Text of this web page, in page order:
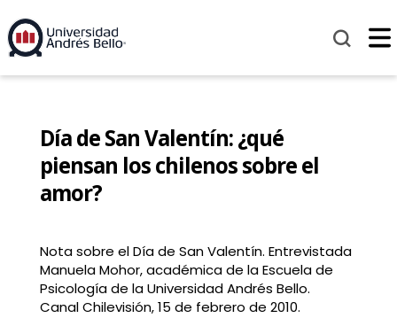
Día de San Valentín: ¿qué
piensan los chilenos sobre el
amor?
Nota sobre el Día de San Valentín. Entrevistada
Manuela Mohor, académica de la Escuela de
Psicología de la Universidad Andrés Bello.
Canal Chilevisión, 15 de febrero de 2010.